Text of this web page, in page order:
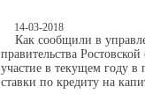
14-03-2018
Как сообщили в
правительства
участие в текущем году в
ставки по кредиту на